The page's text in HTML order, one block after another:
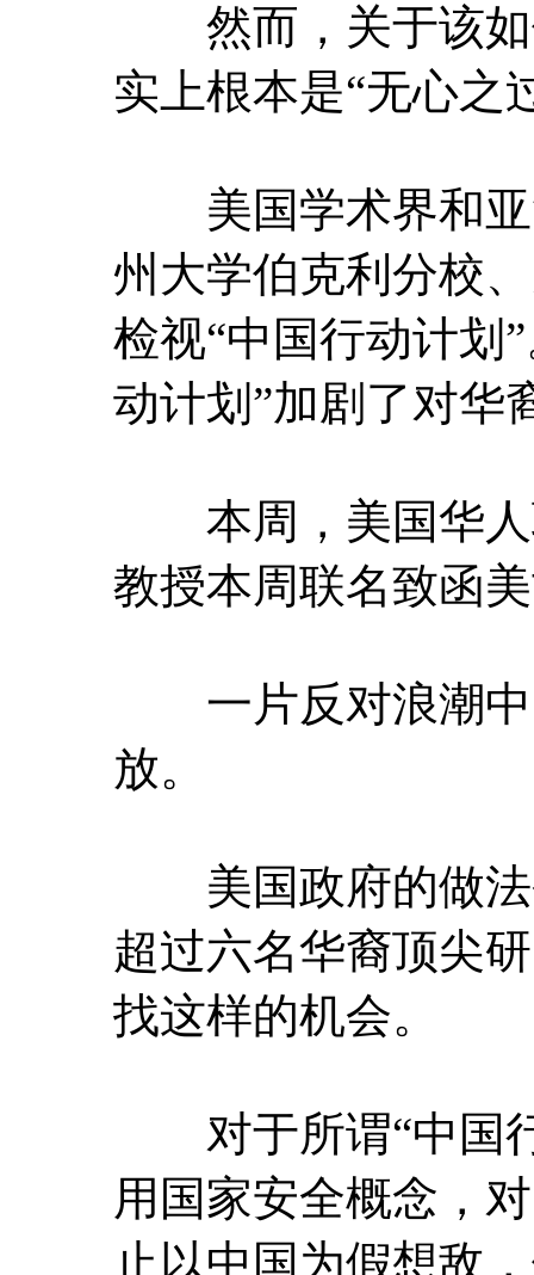
然而，关于该如
实上根本是“无心之
美国学术界和亚
州大学伯克利分校
检视“中国行动计划
动计划”加剧了对华
本周，美国华人
教授本周联名致函
一片反对浪潮中
放。
美国政府的做法
超过六名华裔顶尖
找这样的机会。
对于所谓“中国行
用国家安全概念，
止以中国为假想敌